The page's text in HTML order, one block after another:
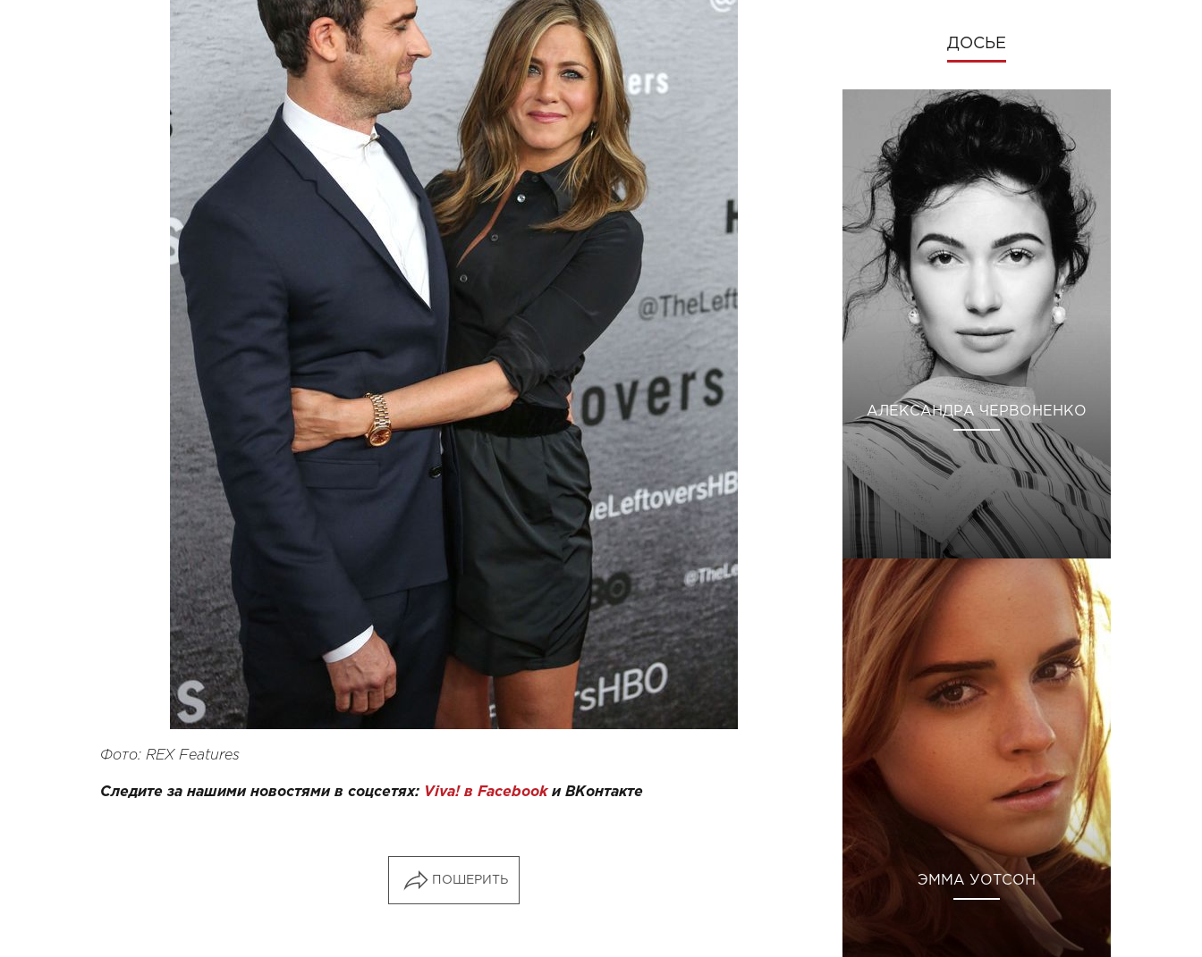
Фото: REX Features
Следите за нашими новостями в соцсетях: Viva! в Facebookи ВКонтакте
ПОШЕРИТЬ
ДОСЬЕ
АЛЕКСАНДРА ЧЕРВОНЕНКО
ЭММА УОТСОН